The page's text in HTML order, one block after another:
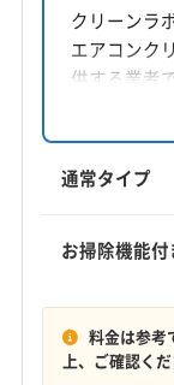
(埼玉県) さいた
(埼玉県) 羽生市
(埼玉県) 幸手市
(埼玉県) 川口市
(埼玉県) 鶴ヶ島
(埼玉県) 入間市
神奈川県横浜
対応地域
菊川市
湖西市
焼津市
裾野市
浜松市中央区
賀茂郡西伊豆町
周智郡森町
榛原郡吉田町
9:00〜24:00
定休日
クリーンラ
エアコンク
供する業者
ロの分解
徹底除去。
し、アレル
万が一の際
通常タイプ
お掃除機能付
料金は参考
上、ご確認くだ